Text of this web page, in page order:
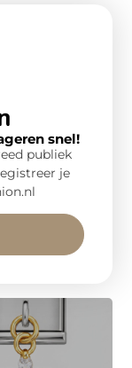
snel!
publiek
je